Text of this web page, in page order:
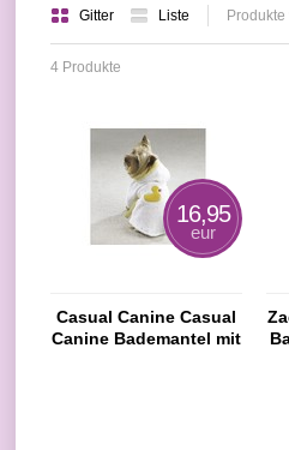
Gitter Liste
4 Produkte
16,95
eur
Casual Canine Casual
Canine Bademantel mit